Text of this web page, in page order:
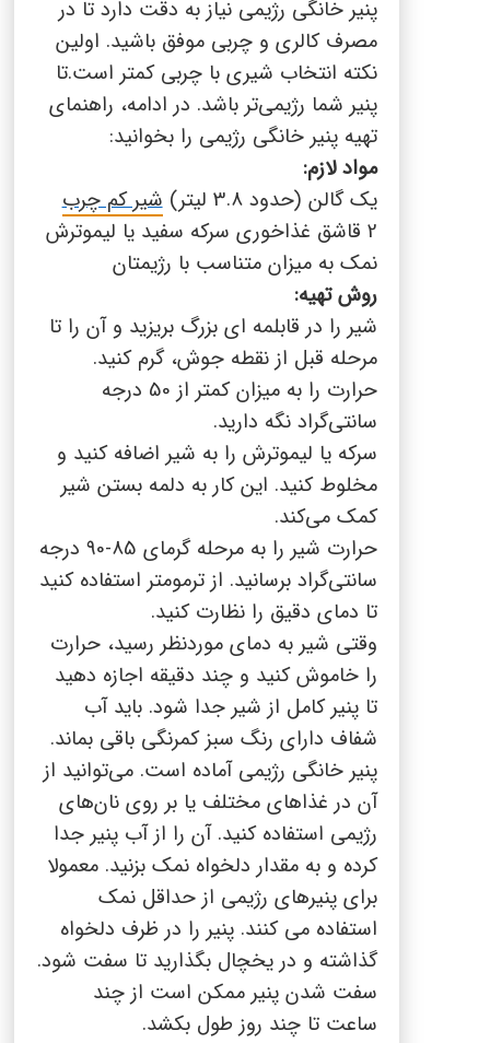
پنیر خانگی رژیمی نیاز به دقت دارد تا در
مصرف کالری و چربی موفق باشید. اولین
نکته انتخاب شیری با چربی کمتر است.تا
پنیر شما رژیمی‌تر باشد. در ادامه، راهنمای
تهیه پنیر خانگی رژیمی را بخوانید:
مواد لازم:
یک گالن (حدود 3.8 لیتر)
شیر کم چرب
2 قاشق غذاخوری سرکه سفید یا لیموترش
نمک به میزان متناسب با رژیمتان
روش تهیه:
شیر را در قابلمه ای بزرگ بریزید و آن را تا
مرحله قبل از نقطه جوش، گرم کنید.
حرارت را به میزان کمتر از 50 درجه
سانتی‌گراد نگه دارید.
سرکه یا لیموترش را به شیر اضافه کنید و
مخلوط کنید. این کار به دلمه بستن شیر
کمک می‌کند.
حرارت شیر را به مرحله گرمای 85-90 درجه
سانتی‌گراد برسانید. از ترمومتر استفاده کنید
تا دمای دقیق را نظارت کنید.
وقتی شیر به دمای موردنظر رسید، حرارت
را خاموش کنید و چند دقیقه اجازه دهید
تا پنیر کامل از شیر جدا شود. باید آب
شفاف دارای رنگ سبز کمرنگی باقی بماند.
پنیر خانگی رژیمی آماده است. می‌توانید از
آن در غذاهای مختلف یا بر روی نان‌های
رژیمی استفاده کنید. آن را از آب پنیر جدا
کرده و به مقدار دلخواه نمک بزنید. معمولا
برای پنیرهای رژیمی از حداقل نمک
استفاده می کنند. پنیر را در ظرف دلخواه
گذاشته و در یخچال بگذارید تا سفت شود.
سفت شدن پنیر ممکن است از چند
ساعت تا چند روز طول بکشد.